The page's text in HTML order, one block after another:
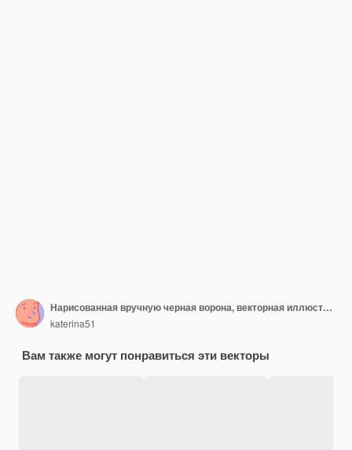
Нарисованная вручную черная ворона, векторная иллюстрация наброска птицы ворона
katerina51
Вам также могут понравиться эти векторы